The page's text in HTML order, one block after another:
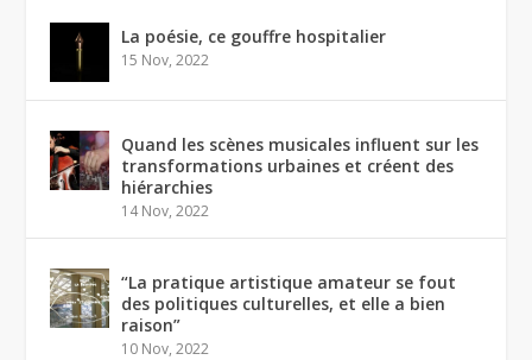
La poésie, ce gouffre hospitalier
15 Nov, 2022
Quand les scènes musicales influent sur les
transformations urbaines et créent des
hiérarchies
14 Nov, 2022
“La pratique artistique amateur se fout
des politiques culturelles, et elle a bien
raison”
10 Nov, 2022